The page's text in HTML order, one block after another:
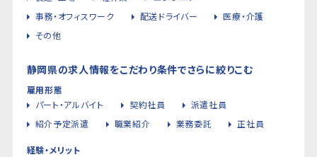
事務・オフィスワーク
配送ドライバー
医療・介護
その他
静岡県の求人情報をこだわり条件でさらに絞りこむ
雇用形態
パート・アルバイト
契約社員
派遣社員
紹介予定派遣
職業紹介 業務委託 正社員
経験・メリット